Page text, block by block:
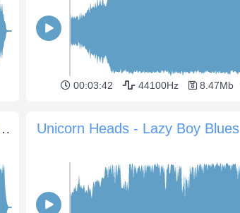
00:03:42 44100Hz 8.47Mb
Lazy Porch Swing Blues Unicorn Heads - Lazy Boy Blues